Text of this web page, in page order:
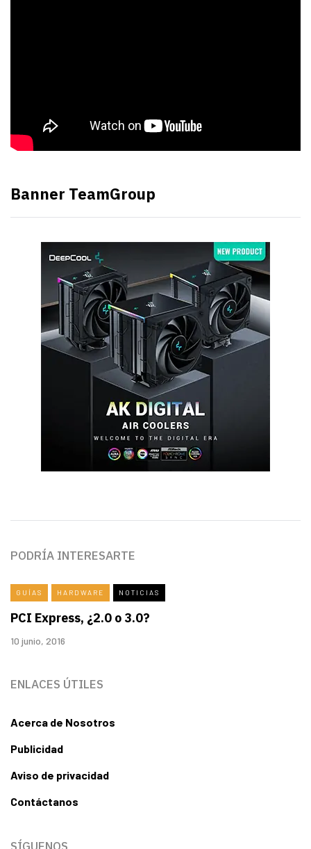
Banner TeamGroup
PODRÍA INTERESARTE
GUÍAS HARDWARE NOTICIAS
PCI Express, ¿2.0 o 3.0?
10 junio, 2016
ENLACES ÚTILES
Acerca de Nosotros
Publicidad
Aviso de privacidad
Contáctanos
SÍGUENOS